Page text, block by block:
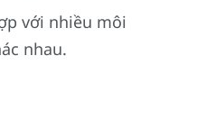
với nhiều môi
nhau.